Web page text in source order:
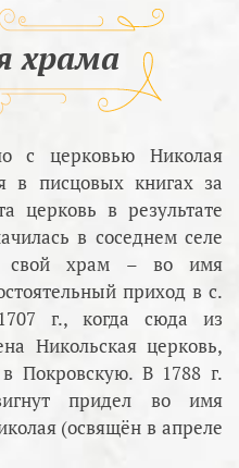
храма
с церковью Николая
в писцовых книгах за
церковь в результате
в соседнем селе
свой храм – во имя
приход в с.
г., когда сюда из
Никольская церковь,
Покровскую. В 1788 г.
придел во имя
(освящён в апреле